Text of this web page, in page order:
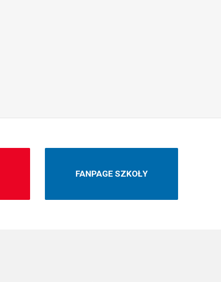
FANPAGE SZKOŁY